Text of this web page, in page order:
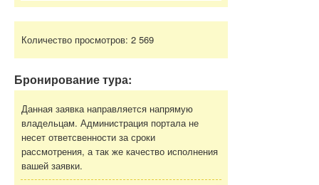
Количество просмотров: 2 569
Бронирование тура:
Данная заявка направляется напрямую
владельцам. Администрация портала не
несет ответсвенности за сроки
рассмотрения, а так же качество исполнения
вашей заявки.